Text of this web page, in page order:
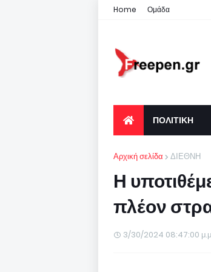
Home Ομάδα
ΠΟΛΙΤΙΚΗ
Αρχική σελίδα ΔΙΕΘΝΗ
Η
πλέον
3/30/2024 08:47:00